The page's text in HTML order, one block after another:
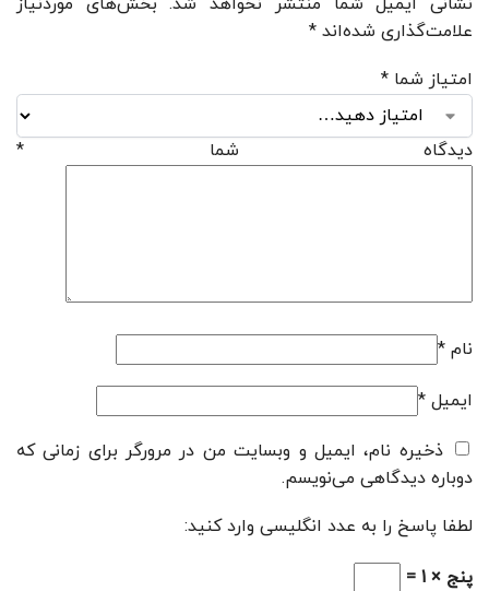
علامت‌گذاری شده‌اند *
امتیاز شما *
دیدگاه شما *
نام *
ایمیل *
ذخیره نام، ایمیل و وبسایت من در مرورگر برای زمانی که
دوباره دیدگاهی می‌نویسم.
لطفا پاسخ را به عدد انگلیسی وارد کنید:
پنج × 1 =